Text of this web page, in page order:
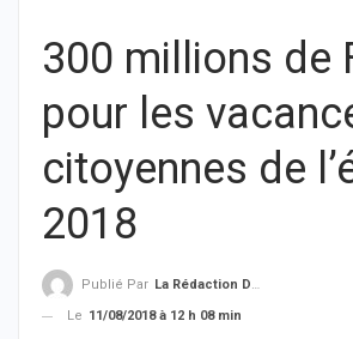
300 millions de
pour les
citoyennes de
2018
Publié Par La Rédaction De THIEYSENEGAL.com
Le 11/08/2018 à 12 h 08 min